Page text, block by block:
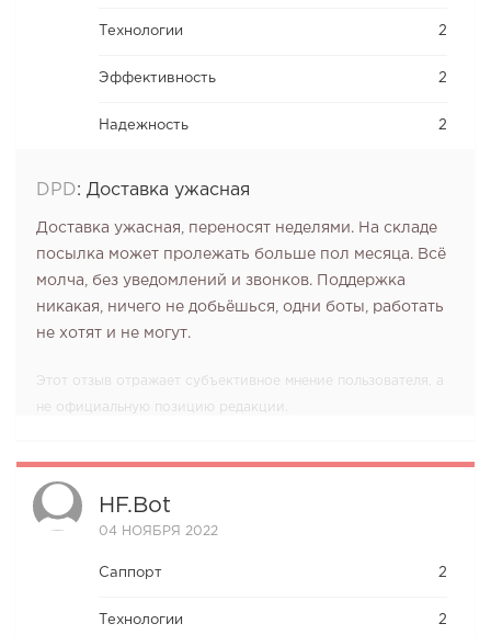
Технологии 2
Эффективность 2
Надежность 2
DPD: Доставка ужасная
Доставка ужасная, переносят неделями. На складе
посылка может пролежать больше пол месяца. Всё
молча, без уведомлений и звонков. Поддержка
никакая, ничего не добьёшься, одни боты, работать
не хотят и не могут.
Этот отзыв отражает субъективное мнение пользователя, а
не официальную позицию редакции.
HF.bot
04 НОЯБРЯ 2022
Саппорт 2
Технологии 2